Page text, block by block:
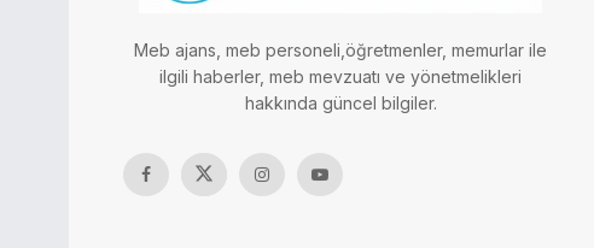
Meb ajans, meb personeli,öğretmenler, memurlar ile
ilgili haberler, meb mevzuatı ve yönetmelikleri
hakkında güncel bilgiler.